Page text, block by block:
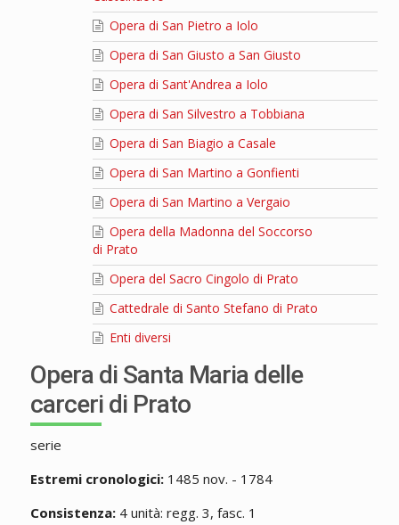
Opera di San Pietro a Iolo
Opera di San Giusto a San Giusto
Opera di Sant'Andrea a Iolo
Opera di San Silvestro a Tobbiana
Opera di San Biagio a Casale
Opera di San Martino a Gonfienti
Opera di San Martino a Vergaio
Opera della Madonna del Soccorso
di Prato
Opera del Sacro Cingolo di Prato
Cattedrale di Santo Stefano di Prato
Enti diversi
Opera di Santa Maria delle
carceri di Prato
serie
Estremi cronologici:1485 nov. - 1784
Consistenza:4 unità: regg. 3, fasc. 1